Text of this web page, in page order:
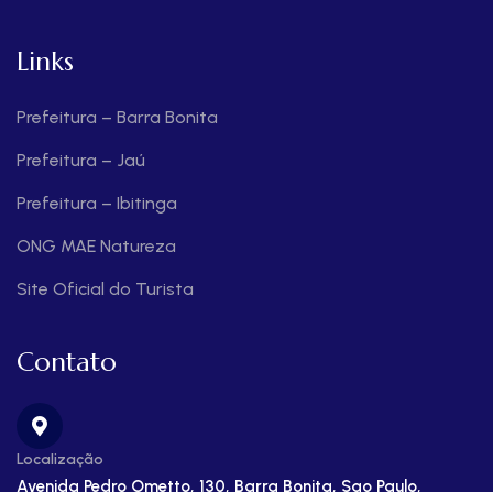
Links
Prefeitura – Barra Bonita
Prefeitura – Jaú
Prefeitura – Ibitinga
ONG MAE Natureza
Site Oficial do Turista
Contato
Localização
Avenida Pedro Ometto, 130, Barra Bonita, Sao Paulo,